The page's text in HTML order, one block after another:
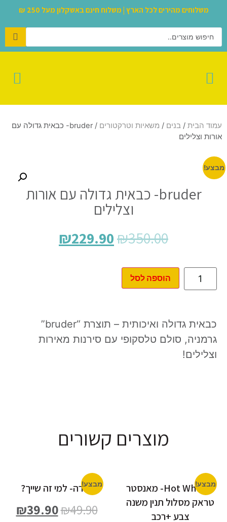
משלוחים מהירים לכל הארץ | משלוח חינם באשקלון מעל 250 ₪
עמוד הבית / בנים / משאיות וטרקטורים
/ bruder- כבאית גדולה עם
אורות וצלילים
מבצע!
bruder- כבאית גדולה עם אורות
וצלילים
₪350.00
₪229.90
הוספה לסל
כבאית גדולה ואיכותית – תוצרת “bruder”
גרמניה, סולם טלסקופי עם סירנות מאירות
וצלילים!
מוצרים קשורים
מבצע!
Hot Wheels- מאנסטר
טראק מסלול תנין משנה
צבע +רכב
מבצע!יצירה- למי זה שייך?
₪49.90
₪39.90